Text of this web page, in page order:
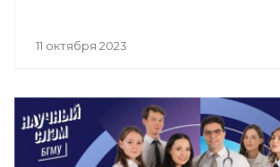
11 октября 2023